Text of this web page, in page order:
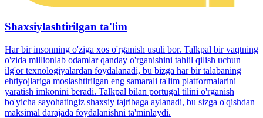
Shaxsiylashtirilgan ta'lim
Har bir insonning o'ziga xos o'rganish usuli bor. Talkpal bir vaqtning
o'zida millionlab odamlar qanday o'rganishini tahlil qilish uchun
ilg'or texnologiyalardan foydalanadi, bu bizga har bir talabaning
ehtiyojlariga moslashtirilgan eng samarali ta'lim platformalarini
yaratish imkonini beradi. Talkpal bilan portugal tilini o'rganish
bo'yicha sayohatingiz shaxsiy tajribaga aylanadi, bu sizga o'qishdan
maksimal darajada foydalanishni ta'minlaydi.